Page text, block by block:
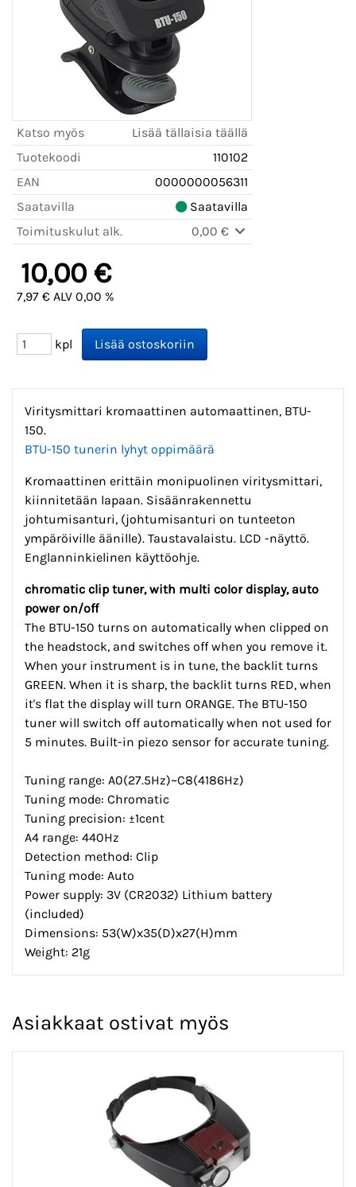
Katso myös
Lisää tällaisia täällä
Tuotekoodi
110102
EAN
0000000056311
Saatavilla
Saatavilla
Toimituskulut alk.
0,00 €
10,00 €
7,97 € ALV 0,00 %
kpl
Viritysmittari kromaattinen automaattinen, BTU-
150.
BTU-150 tunerin lyhyt oppimäärä
Kromaattinen erittäin monipuolinen viritysmittari,
kiinnitetään lapaan. Sisäänrakennettu
johtumisanturi, (johtumisanturi on tunteeton
ympäröiville äänille). Taustavalaistu. LCD -näyttö.
Englanninkielinen käyttöohje.
chromatic clip tuner, with multi color display, auto
power on/off
The BTU-150 turns on automatically when clipped on
the headstock, and switches off when you remove it.
When your instrument is in tune, the backlit turns
GREEN. When it is sharp, the backlit turns RED, when
it's flat the display will turn ORANGE. The BTU-150
tuner will switch off automatically when not used for
5 minutes. Built-in piezo sensor for accurate tuning.
Tuning range: A0(27.5Hz)~C8(4186Hz)
Tuning mode: Chromatic
Tuning precision: ±1cent
A4 range: 440Hz
Detection method: Clip
Tuning mode: Auto
Power supply: 3V (CR2032) Lithium battery
(included)
Dimensions: 53(W)x35(D)x27(H)mm
Weight: 21g
Asiakkaat ostivat myös